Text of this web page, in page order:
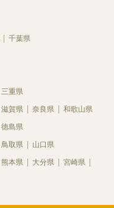
千葉県
三重県
滋賀県 奈良県 和歌山県
徳島県
鳥取県 山口県
熊本県 大分県
宮崎県